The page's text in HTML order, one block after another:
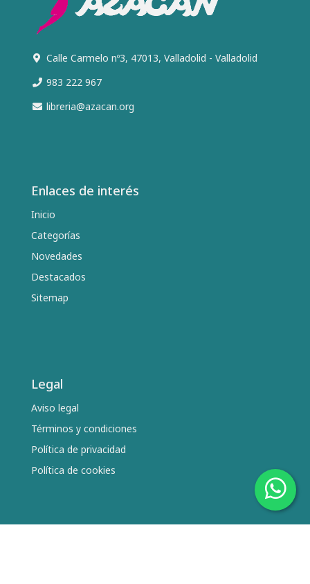
Calle Carmelo nº3, 47013, Valladolid - Valladolid
983 222 967
libreria@azacan.org
Enlaces de interés
Inicio
Categorías
Novedades
Destacados
Sitemap
Legal
Aviso legal
Términos y condiciones
Política de privacidad
Política de cookies